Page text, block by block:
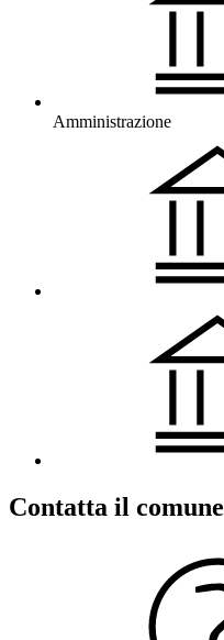
Amministrazione
Contatta il comune